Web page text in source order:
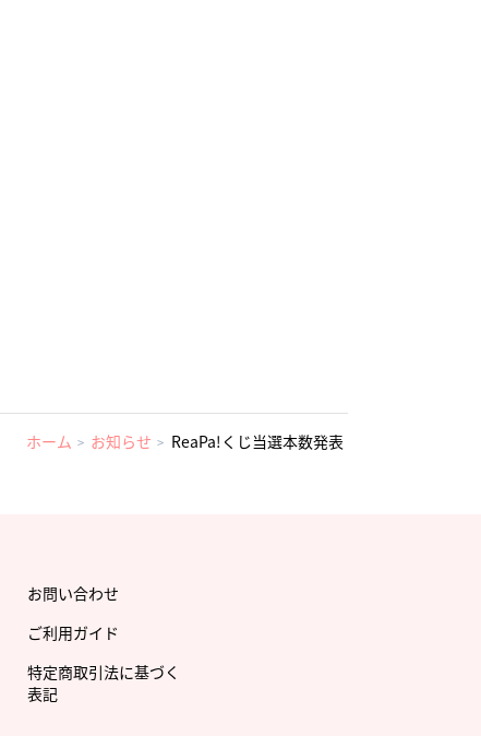
ホーム お知らせ ReaPa!くじ当選本数発表
お問い合わせ
ご利用ガイド
特定商取引法に基づく
表記